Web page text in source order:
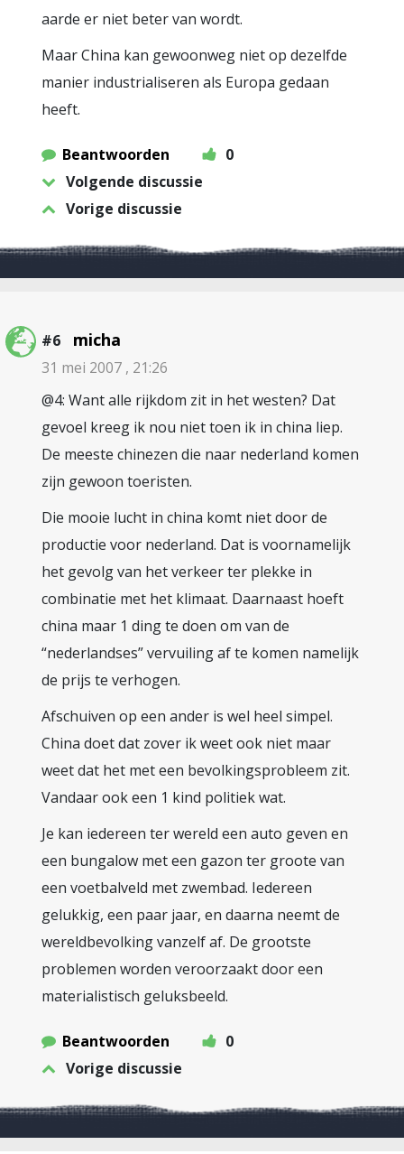
aarde er niet beter van wordt.
Maar China kan gewoonweg niet op dezelfde
manier industrialiseren als Europa gedaan
heeft.
Beantwoorden
0
Volgende discussie
Vorige discussie
#6 micha
31 mei 2007 , 21:26
@4: Want alle rijkdom zit in het westen? Dat
gevoel kreeg ik nou niet toen ik in china liep.
De meeste chinezen die naar nederland komen
zijn gewoon toeristen.
Die mooie lucht in china komt niet door de
productie voor nederland. Dat is voornamelijk
het gevolg van het verkeer ter plekke in
combinatie met het klimaat. Daarnaast hoeft
china maar 1 ding te doen om van de
“nederlandses” vervuiling af te komen namelijk
de prijs te verhogen.
Afschuiven op een ander is wel heel simpel.
China doet dat zover ik weet ook niet maar
weet dat het met een bevolkingsprobleem zit.
Vandaar ook een 1 kind politiek wat.
Je kan iedereen ter wereld een auto geven en
een bungalow met een gazon ter groote van
een voetbalveld met zwembad. Iedereen
gelukkig, een paar jaar, en daarna neemt de
wereldbevolking vanzelf af. De grootste
problemen worden veroorzaakt door een
materialistisch geluksbeeld.
Beantwoorden
0
Vorige discussie